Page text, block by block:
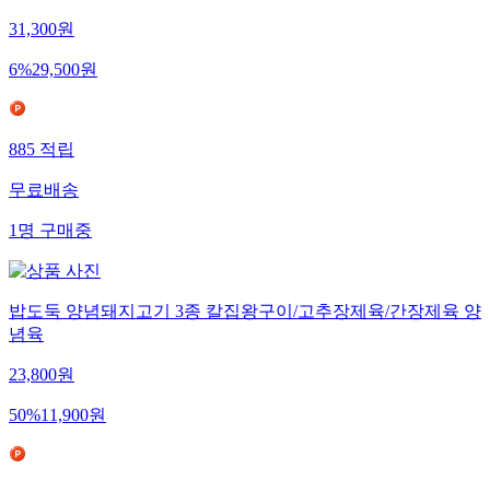
31,300원
6%29,500원
885 적립
무료배송
1 명 구매중
밥도둑 양념돼지고기 3종 칼집왕구이/고추장제육/간장제육 양
념육
23,800원
50%11,900원